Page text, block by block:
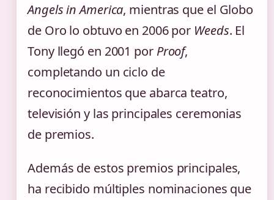
Angels in America, mientras que el Globo
de Oro lo obtuvo en 2006 por Weeds. El
Tony llegó en 2001 por Proof,
completando un ciclo de
reconocimientos que abarca teatro,
televisión y las principales ceremonias
de premios.
Además de estos premios principales,
ha recibido múltiples nominaciones que